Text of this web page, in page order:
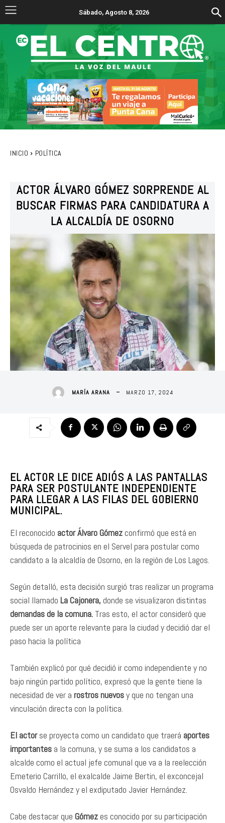
Sábado, Agosto 8, 2026
INICIO POLÍTICA
ACTOR ÁLVARO GÓMEZ SORPRENDE AL
BUSCAR FIRMAS PARA CANDIDATURA A
LA ALCALDÍA DE OSORNO
MARÍA ARANA MARZO 17, 2024
EL ACTOR LE DICE ADIÓS A LAS PANTALLAS
PARA SER POSTULANTE INDEPENDIENTE
PARA LLEGAR A LAS FILAS DEL GOBIERNO
MUNICIPAL.
El reconocido actor Álvaro Gómezconfirmó que está en
búsqueda de patrocinios en el Servel para postular como
candidato a la alcaldía de Osorno, en la región de Los Lagos.
Según detalló, esta decisión surgió tras realizar un programa
social llamado La Cajonera, donde se visualizaron distintas
demandas de la comuna. Tras esto, el actor consideró que
puede ser un aporte relevante para la ciudad y decidió dar el
paso hacia la política
También explicó por qué decidió ir como independiente y no
bajo ningún partido político, expresó que la gente tiene la
necesidad de ver a rostros nuevosy que no tengan una
vinculación directa con la política.
El actorse proyecta como un candidato que traerá aportes
importantes a la comuna, y se suma a los candidatos a
alcalde como el actual jefe comunal que va a la reelección
Emeterio Carrillo, el exalcalde Jaime Bertin, el exconcejal
Osvaldo Hernández y el exdiputado Javier Hernández.
Cabe destacar que Gómezes conocido por su participación